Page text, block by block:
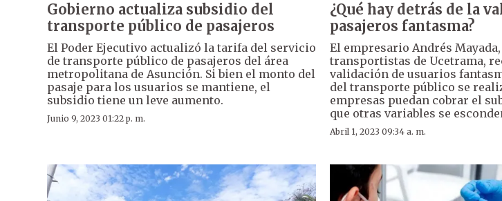
Gobierno actualiza subsidio del
transporte público de pasajeros
El Poder Ejecutivo actualizó la tarifa del servicio
de transporte público de pasajeros del área
metropolitana de Asunción. Si bien el monto del
pasaje para los usuarios se mantiene, el
subsidio tiene un leve aumento.
Junio 9, 2023 01:22 p. m.
¿Qué hay detrás de la
pasajeros fantasma?
El empresario Andrés
transportistas de Ucetrama,
validación de usuarios
del transporte público se
empresas puedan cobrar el
que otras variables se
Abril 1, 2023 09:34 a. m.